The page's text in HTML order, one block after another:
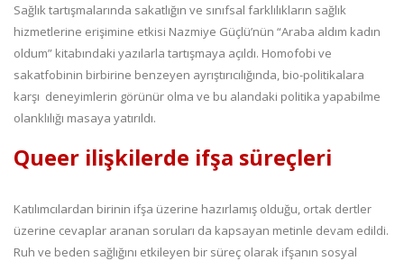
Sağlık tartışmalarında sakatlığın ve sınıfsal farklılıkların sağlık
hizmetlerine erişimine etkisi Nazmiye Güçlü’nün “Araba aldım kadın
oldum” kitabındaki yazılarla tartışmaya açıldı. Homofobi ve
sakatfobinin birbirine benzeyen ayrıştırıcılığında, bio-politikalara
karşı deneyimlerin görünür olma ve bu alandaki politika yapabilme
olanklılığı masaya yatırıldı.
Queer ilişkilerde ifşa süreçleri
Katılımcılardan birinin ifşa üzerine hazırlamış olduğu, ortak dertler
üzerine cevaplar aranan soruları da kapsayan metinle devam edildi.
Ruh ve beden sağlığını etkileyen bir süreç olarak ifşanın sosyal